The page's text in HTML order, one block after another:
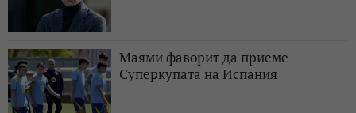
Маями фаворит да приеме
Суперкупата на Испания